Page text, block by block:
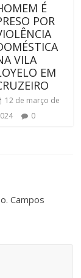
É
POR
VILA
EM
12 de março de
0
Campos